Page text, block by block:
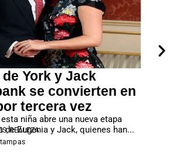
York y Jack
se convierten en
tercera vez
niña abre una nueva etapa
de Eugenia y Jack, quienes han...
,REALEZA